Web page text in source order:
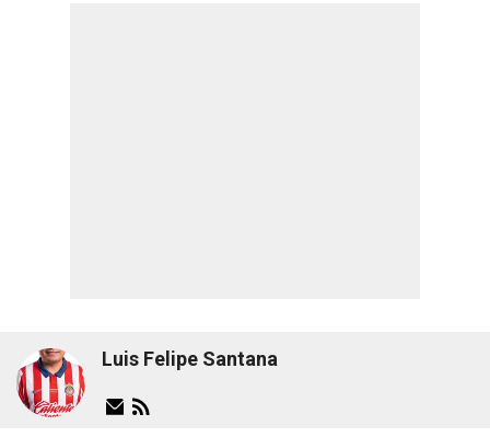
Luis Felipe Santana